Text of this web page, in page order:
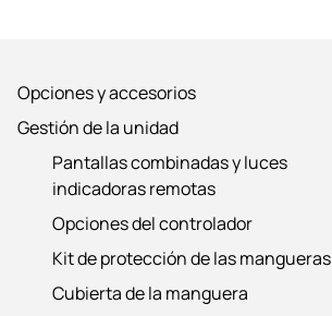
Opciones y accesorios
Gestión de la unidad
Pantallas combinadas y luces
indicadoras remotas
Opciones del controlador
Kit de protección de las mangueras
Cubierta de la manguera